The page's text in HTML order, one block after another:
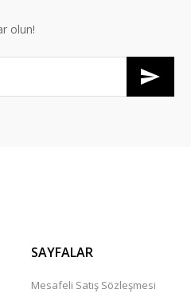
olun!
SAYFALAR
Mesafeli Satış Sözleşmesi